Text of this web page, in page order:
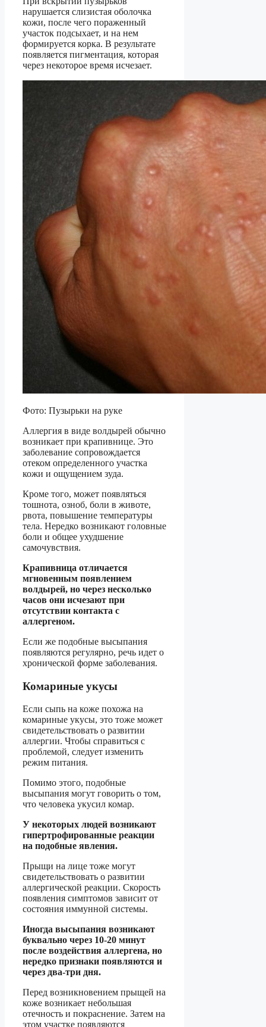
нарушается слизистая оболочка
кожи, после чего пораженный
участок подсыхает, и на нем
формируется корка. В результате
появляется пигментация, которая
через некоторое время исчезает.
Фото: Пузырьки на руке
Аллергия в виде волдырей обычно
возникает при крапивнице. Это
заболевание сопровождается
отеком определенного участка
кожи и ощущением зуда.
Кроме того, может появляться
тошнота, озноб, боли в животе,
рвота, повышение температуры
тела. Нередко возникают головные
боли и общее ухудшение
самочувствия.
Крапивница отличается
мгновенным появлением
волдырей, но через несколько
часов они исчезают при
отсутствии контакта с
аллергеном.
Если же подобные высыпания
появляются регулярно, речь идет о
хронической форме заболевания.
Комариные укусы
Если сыпь на коже похожа на
комариные укусы, это тоже может
свидетельствовать о развитии
аллергии. Чтобы справиться с
проблемой, следует изменить
режим питания.
Помимо этого, подобные
высыпания могут говорить о том,
что человека укусил комар.
У некоторых людей возникают
гипертрофированные реакции
на подобные явления.
Прыщи на лице тоже могут
свидетельствовать о развитии
аллергической реакции. Скорость
появления симптомов зависит от
состояния иммунной системы.
Иногда высыпания возникают
буквально через 10-20 минут
после воздействия аллергена, но
нередко признаки появляются и
через два-три дня.
Перед возникновением прыщей на
коже возникает небольшая
отечность и покраснение. Затем на
этом участке появляются